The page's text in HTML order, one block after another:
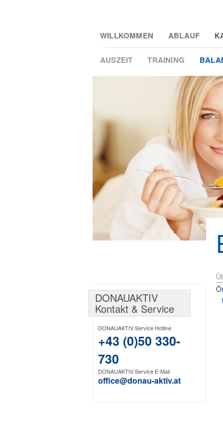
WILLKOMMEN ABLAUF
AUSZEIT TRAINING
DONAUAKTIV
Kontakt & Service
DONAUAKTIV Service Hotline
+43 (0)50 330-
730
DONAUAKTIV Service E-Mail
office@donau-aktiv.at